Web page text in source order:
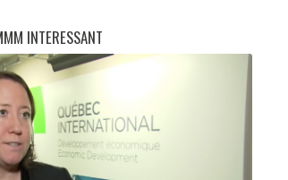
INTERESSANT